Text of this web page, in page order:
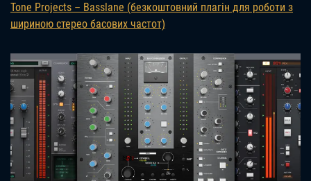
Tone Projects – Basslane (безкоштовний плагін для роботи з
шириною стерео басових частот)